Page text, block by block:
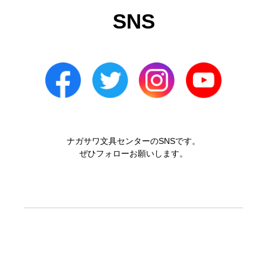
SNS
ナガサワ文具センターのSNSです。
ぜひフォローお願いします。